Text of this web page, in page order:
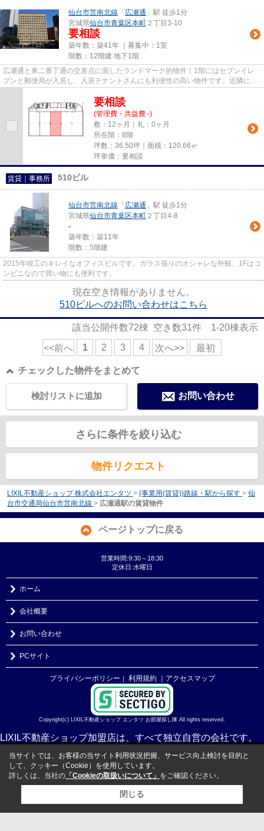
仙台市営南北線 「 広瀬通 」駅 徒歩1分
宮城県仙台市青葉区本町 ２丁目3-10
要相談
築年数：築41年 ｜募集中： 1室
階数：12階建 地下1階
広瀬通と東二番丁通の交差点に面したランドマーク的物件！1階にはセブンイレ
ブンと郵便局が入居し、入居テナントさんにも利便性の高い物件です。近隣には
要相談
(管理費・共益費 -)
敷：12ヶ月｜礼：0ヶ月
所在階：8階
坪数：36.50坪｜面積：120.66㎡
坪単価：要相談
賃貸｜事務所 510ビル
仙台市営南北線 「 広瀬通 」駅 徒歩1分
宮城県仙台市青葉区本町 ２丁目4-8
-
築年数：築11年
階数：5階建
2015年竣工のキレイなオフィスビルです。ガラス張りのオシャレな外観、1Fはコ
ンビニなので買い物にも便利です。
現在空き情報がありません。
510ビルへのお問い合わせはこちら
該当公開件数72棟 空き数31件 1-20棟表示
<<前へ 1 2 3 4 次へ>> 最初
チェックした物件をまとめて
お問い合わせ
検討リストに追加
さらに条件を絞り込む
物件リクエスト
LIXIL不動産ショップ 株式会社エンタツ > (事業用(賃貸))路線・駅から探す > 仙
台市交通局仙台市営南北線 > 広瀬通駅の賃貸物件
ページトップに戻る
営業時間:9:30～18:30
定休日:水曜日
ホーム
会社概要
お問い合わせ
PCサイト
プライバシーポリシー ｜ 利用規約 ｜アクセスマップ
Copyright(c) LIXIL不動産ショップ エンタツ お部屋探し隊 All rights reserved.
LIXIL不動産ショップ加盟店は、すべて独立自営の会社です。
当サイトでは、お客様の当サイト利用状況把握、サービス向上検討を目的と
して、クッキー（Cookie）を使用しています。
詳しくは、当社の 「Cookieの取扱いについて」 をご確認ください。
閉じる